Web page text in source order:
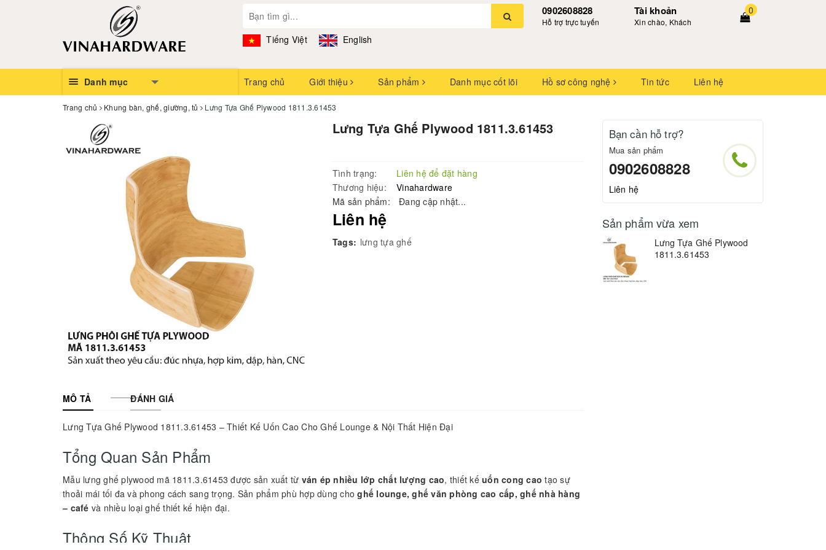
Tiếng Việt English
0902608828
Hỗ trợ trực tuyến
Tài khoản
Xin chào, Khách
0
Danh mục Trang chủ Giới thiệu Sản phẩm Danh mục cốt lõi Hồ sơ công nghệ Tin tức Liên hệ
Trang chủ Khung bàn, ghế, giường, tủ Lưng Tựa Ghế Plywood 1811.3.61453
Lưng Tựa Ghế Plywood 1811.3.61453
Tình trạng:
Liên hệ để đặt hàng
Thương hiệu:
Vinahardware
Mã sản phẩm:
Đang cập nhật...
Liên hệ
Tags: lưng tựa ghế
MÔ TẢ ĐÁNH GIÁ
Lưng Tựa Ghế Plywood 1811.3.61453 – Thiết Kế Uốn Cao Cho Ghế Lounge & Nội Thất Hiện Đại
Tổng Quan Sản Phẩm
Mẫu lưng ghế plywood mã 1811.3.61453 được sản xuất từ ván ép nhiều lớp chất lượng cao, thiết kế uốn cong cao tạo sự
thoải mái tối đa và phong cách sang trọng. Sản phẩm phù hợp dùng choghế lounge, ghế văn phòng cao cấp, ghế nhà hàng
– café và nhiều loại ghế thiết kế hiện đại.
Thông Số Kỹ Thuật
Bạn cần hỗ trợ?
Mua sản phẩm
0902608828
Liên hệ
Sản phẩm vừa xem
Lưng Tựa Ghế Plywood
1811.3.61453